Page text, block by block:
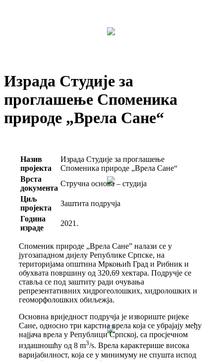
Израда Студије за
проглашење Споменика
природе „Врела Сане“
Назив
пројекта
Израда Студије за проглашење
Споменика природе „Врела Сане“
Врста
документа
Стручна основа – студија
Циљ
пројекта
Заштита подручја
Година
израде
2021.
Споменик природе „Врела Сане” налази се у
југозападном дијелу Републике Српске, на
територијама општина Мркоњић Град и Рибник и
обухвата површину од 320,69 хектара. Подручје се
ставља се под заштиту ради очувања
репрезентативних хидрогеолошких, хидролошких и
геоморфолошких обиљежја.
Основна вриједност подручја је извориште ријеке
Сане, односно три карстна врела која се убрајају међу
најјача врела у Републици Српској, са просјечном
издашношћу од 8 m3/s. Врела карактерише висока
варијабилност, која се у минимуму не спушта испод